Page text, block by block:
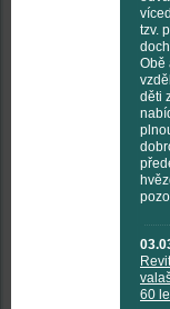
tzv.
Obě
děti
60